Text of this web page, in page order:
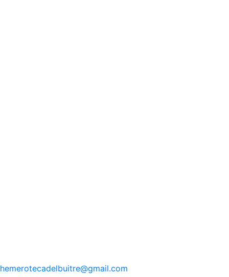
hemerotecadelbuitre@gmail.com